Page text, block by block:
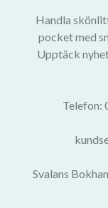
Handla
pocket med
Upptäck
Telefon:
Svalans